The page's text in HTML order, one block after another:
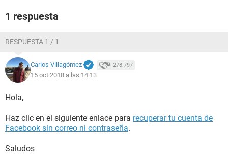
1 respuesta
RESPUESTA 1 / 1
Carlos Villagómez 278.797
15 oct 2018 a las 14:13
Hola,
Haz clic en el siguiente enlace para recuperar tu cuenta de
Facebook sin correo ni contraseña.
Saludos